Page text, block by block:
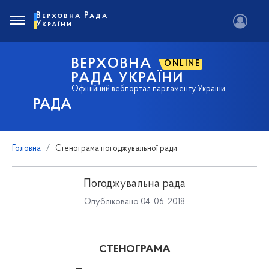
РАДА
ВЕРХОВНА ONLINE
РАДА УКРАЇНИ
Офіційний вебпортал парламенту України
Верховна Рада
України
Головна Стенограма погоджувальної ради
Погоджувальна рада
Опубліковано 04. 06. 2018
СТЕНОГРАМА